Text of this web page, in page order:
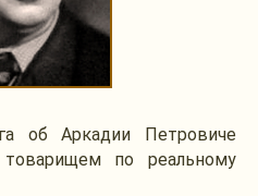
об Аркадии Петровиче
товарищем по реальному